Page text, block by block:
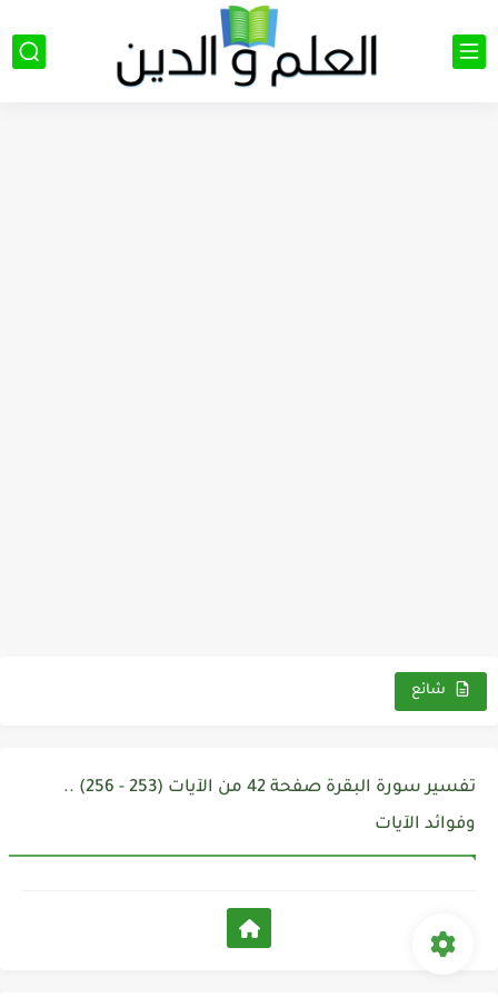
شائع
تفسير سورة البقرة صفحة 42 من الآيات (253 - 256) ..
وفوائد الآيات